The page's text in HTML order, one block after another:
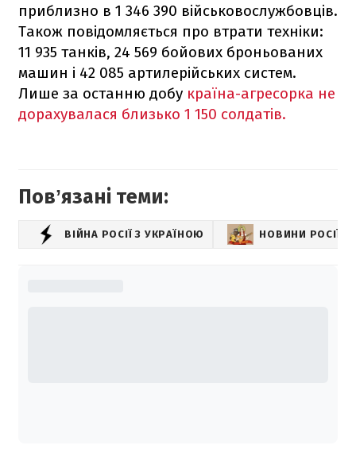
приблизно в 1 346 390 військовослужбовців.
Також повідомляється про втрати техніки:
11 935 танків, 24 569 бойових броньованих
машин і 42 085 артилерійських систем.
Лише за останню добу країна-агресорка не
дорахувалася близько 1 150 солдатів.
Повʼязані теми:
ВІЙНА РОСІЇ З УКРАЇНОЮ НОВИНИ РОСІЇ